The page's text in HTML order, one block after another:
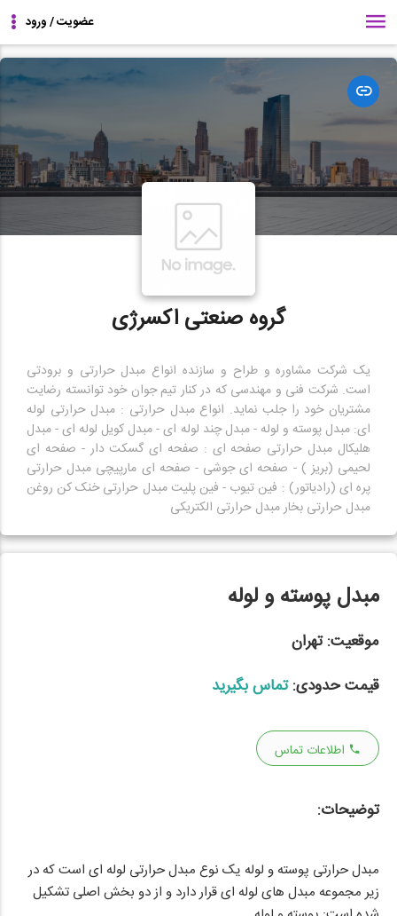
گروه صنعتی اکسرژی
یک شرکت مشاوره و طراح و سازنده انواع مبدل حرارتی و برودتی
است. شرکت فنی و مهندسی که در کنار تیم جوان خود توانسته رضایت
مشتریان خود را جلب نماید. انواع مبدل حرارتی : مبدل حرارتی لوله
ای: مبدل پوسته و لوله - مبدل چند لوله ای - مبدل کویل لوله ای - مبدل
هلیکال مبدل حرارتی صفحه ای : صفحه ای گسکت دار - صفحه ای
لحیمی (بریز ) - صفحه ای جوشی - صفحه ای مارپیچی مبدل حرارتی
پره ای (رادیاتور) : فین تیوب - فین پلیت مبدل حرارتی خنک کن روغن
مبدل حرارتی بخار مبدل حرارتی الکتریکی
وبسایت
مبدل پوسته و لوله
موقعیت:تهران
قیمت حدودی: تماس بگیرید
اطلاعات تماس
توضیحات:
مبدل حرارتی پوسته و لوله یک نوع مبدل حرارتی لوله ای است که در
زیر مجموعه مبدل های لوله ای قرار دارد و از دو بخش اصلی تشکیل